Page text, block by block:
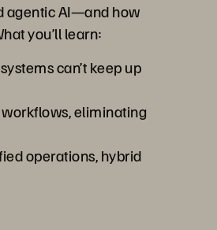
agentic AI—and how
you’ll learn:
can’t keep up
eliminating
operations, hybrid